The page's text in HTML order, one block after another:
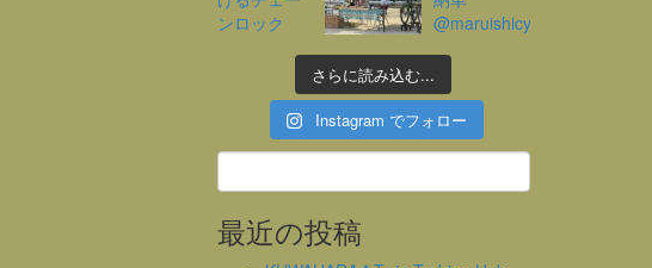
さらに読み込む...
Instagram でフォロー
最近の投稿